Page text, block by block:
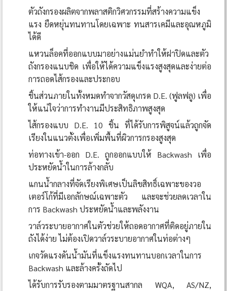
ตัวถังกรองผลิตจากพลาสติกวิศวกรรมที่สร้างความแข็ง
แรง ยืดหยุ่นทนทานโดยเฉพาะ ทนสารเคมีและอุณหภูมิ
ได้ดี
แหวนล็อคที่ออกแบบมาอย่างแม่นยำทำให้ฝาปิดและตัว
ถังกรองแนบชิด เพื่อให้ได้ความแข็งแรงสูงสุดและง่ายต่อ
การถอดไส้กรองและประกอบ
ชิ้นส่วนภายในทั้งหมดทำจากวัสดุเกรด D.E. (ฟูลฟลู) เพื่อ
ให้แน่ใจว่าการทำงานมีประสิทธิภาพสูงสุด
ไส้กรองแบบ D.E. 10 ชิ้น ที่ได้รับการพิสูจน์แล้วถูกจัด
เรียงในแนวตั้งเพื่อเพิ่มพื้นที่ผิวการกรองสูงสุด
ท่อทางเข้า-ออก D.E. ถูกออกแบบให้ Backwash เพื่อ
ประหยัดน้ำในการล้างกลับ
แกนน้ำกลางที่จัดเรียงพิเศษเป็นลิขสิทธิ์เฉพาะของวอ
เตอร์โก้ที่มีเอกลักษณ์เฉพาะตัว และจะช่วยลดเวลาใน
การ Backwash ประหยัดน้ำและพลังงาน
วาล์วระบายอากาศในตัวช่วยให้ถอดอากาศที่ติดอยู่ภายใน
ถังได้ง่าย ไม่ต้องเปิดวาล์วระบายอากาศในท่อต่างๆ
เกจวัดแรงดันน้ำมันที่แข็งแรงทนทานบอกเวลาในการ
Backwash และล้างครั้งถัดไป
ได้รับการรับรองตามมาตรฐานสากล WQA, AS/NZ,